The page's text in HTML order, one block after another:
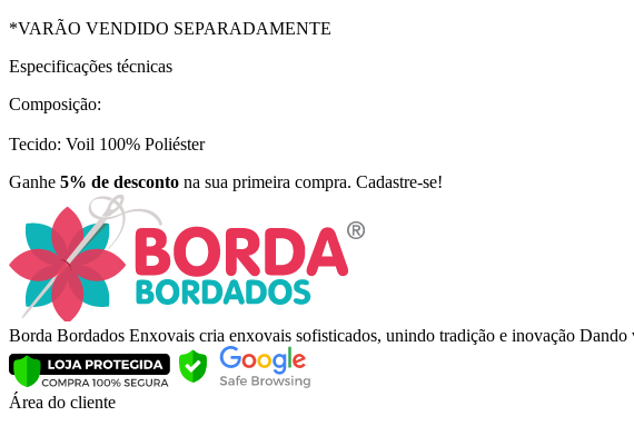
*VARÃO VENDIDO SEPARADAMENTE
Especificações técnicas
Composição:
Tecido: Voil 100% Poliéster
Ganhe 5% de desconto na sua primeira compra. Cadastre-se!
Borda Bordados Enxovais cria enxovais sofisticados, unindo tradição e inovação
Área do cliente